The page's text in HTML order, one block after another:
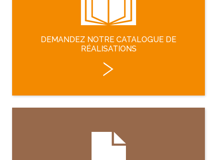
DEMANDEZ NOTRE CATALOGUE DE
RÉALISATIONS